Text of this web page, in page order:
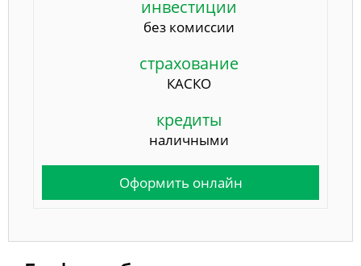
инвестиции
без комиссии
страхование
КАСКО
кредиты
наличными
Оформить онлайн